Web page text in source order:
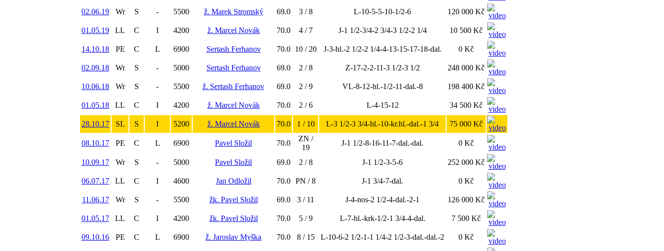
02.06.19 Wr S - 5500 ž. Marek Stromský 69.0 3 / 8 L-10-5-5-10-1/2-6 120 000 Kč
01.05.19 LL C I 4200 ž. Marcel Novák 70.0 4 / 7 J-1 1/2-3/4-2 3/4-3 1/2-2 1/4 10 500 Kč
14.10.18 PE C L 6900 Sertash Ferhanov 70.0 10 / 20 J-3-hl.-2 1/2-2 1/4-4-13-15-17-18-dal. 0 Kč
02.09.18 Wr S - 5000 Sertash Ferhanov 69.0 2 / 8 Z-17-2-2-11-3 1/2-3 1/2 248 000 Kč
10.06.18 Wr S - 5500 ž. Sertash Ferhanov 69.0 2 / 9 VL-8-12-hl.-1/2-11-dal.-8 198 400 Kč
01.05.18 LL C I 4200 ž. Marcel Novák 70.0 2 / 6 L-4-15-12 34 500 Kč
28.10.17 SL S I 5200 ž. Marcel Novák 70.0 1 / 10 L-3 1/2-3 3/4-hl.-10-kr.hl.-dal.-1 3/4 75 000 Kč
08.10.17 PE C L 6900 Pavel Složil 70.0
ZN /
19
J-1 1/2-8-16-11-7-dal.-dal. 0 Kč
10.09.17 Wr S - 5000 Pavel Složil 69.0 2 / 8 J-1 1/2-3-5-6 252 000 Kč
06.07.17 LL C I 4600 Jan Odložil 70.0 PN / 8 J-1 3/4-7-dal. 0 Kč
11.06.17 Wr S - 5500 žk. Pavel Složil 69.0 3 / 11 J-4-nos-2 1/2-4-dal.-2-1 126 000 Kč
01.05.17 LL C I 4200 žk. Pavel Složil 70.0 5 / 9 L-7-hl.-krk-1/2-1 3/4-4-dal. 7 500 Kč
09.10.16 PE C L 6900 ž. Jaroslav Myška 70.0 8 / 15 L-10-6-2 1/2-1-1 1/4-2 1/2-3-dal.-dal.-2 0 Kč